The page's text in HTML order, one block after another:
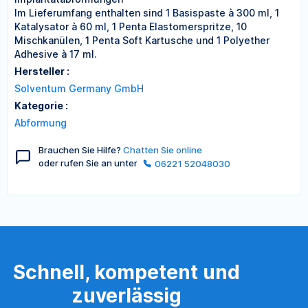
Im Lieferumfang enthalten sind 1 Basispaste à 300 ml, 1
Katalysator à 60 ml, 1 Penta Elastomerspritze, 10
Mischkanülen, 1 Penta Soft Kartusche und 1 Polyether
Adhesive à 17 ml.
Hersteller :
Solventum Germany GmbH
Kategorie :
Abformung
Brauchen Sie Hilfe? Chatten Sie online
oder rufen Sie an unter
06221 52048030
Schnell, kompetent und
zuverlässig